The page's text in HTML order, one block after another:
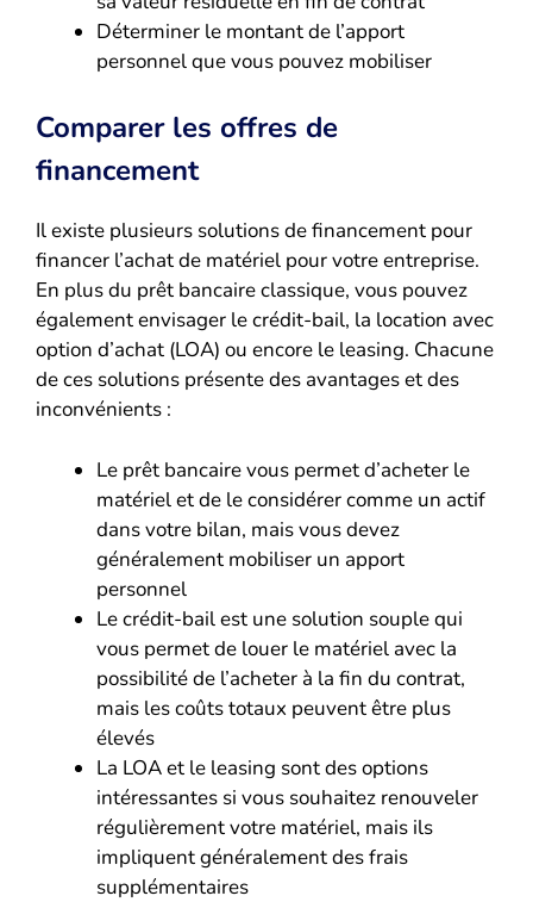
Déterminer le montant de l’apport
personnel que vous pouvez mobiliser
Comparer les offres de
financement
Il existe plusieurs solutions de financement pour
financer l’achat de matériel pour votre entreprise.
En plus du prêt bancaire classique, vous pouvez
également envisager le crédit-bail, la location avec
option d’achat (LOA) ou encore le leasing. Chacune
de ces solutions présente des avantages et des
inconvénients :
Le prêt bancaire vous permet d’acheter le
matériel et de le considérer comme un actif
dans votre bilan, mais vous devez
généralement mobiliser un apport
personnel
Le crédit-bail est une solution souple qui
vous permet de louer le matériel avec la
possibilité de l’acheter à la fin du contrat,
mais les coûts totaux peuvent être plus
élevés
La LOA et le leasing sont des options
intéressantes si vous souhaitez renouveler
régulièrement votre matériel, mais ils
impliquent généralement des frais
supplémentaires